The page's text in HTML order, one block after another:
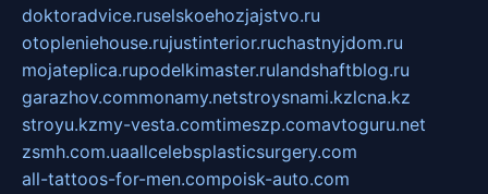
doktoradvice.ruselskoehozjajstvo.ru
otopleniehouse.rujustinterior.ruchastnyjdom.ru
mojateplica.rupodelkimaster.rulandshaftblog.ru
garazhov.commonamy.netstroysnami.kzlcna.kz
stroyu.kzmy-vesta.comtimeszp.comavtoguru.net
zsmh.com.uaallcelebsplasticsurgery.com
all-tattoos-for-men.compoisk-auto.com